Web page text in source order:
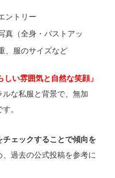
ントリー
真（全身・バストアッ
、服のサイズなど
い雰囲気と自然な笑顔」
ルな私服と背景で、無加
。
ェックすることで傾向を
過去の公式投稿を参考に